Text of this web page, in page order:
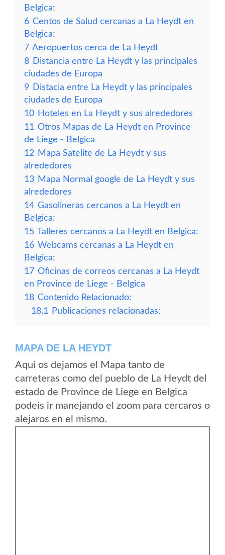
Belgica:
6 Centos de Salud cercanas a La Heydt en
Belgica:
7 Aeropuertos cerca de La Heydt
8 Distancia entre La Heydt y las principales
ciudades de Europa
9 Distacia entre La Heydt y las principales
ciudades de Europa
10 Hoteles en La Heydt y sus alrededores
11 Otros Mapas de La Heydt en Province
de Liege - Belgica
12 Mapa Satelite de La Heydt y sus
alrededores
13 Mapa Normal google de La Heydt y sus
alrededores
14 Gasolineras cercanos a La Heydt en
Belgica:
15 Talleres cercanos a La Heydt en Belgica:
16 Webcams cercanas a La Heydt en
Belgica:
17 Oficinas de correos cercanas a La Heydt
en Province de Liege - Belgica
18 Contenido Relacionado:
18.1
Publicaciones relacionadas:
MAPA DE LA HEYDT
Aqui os dejamos el Mapa tanto de
carreteras como del pueblo de La Heydt del
estado de Province de Liege en Belgica
podeis ir manejando el zoom para cercaros o
alejaros en el mismo.